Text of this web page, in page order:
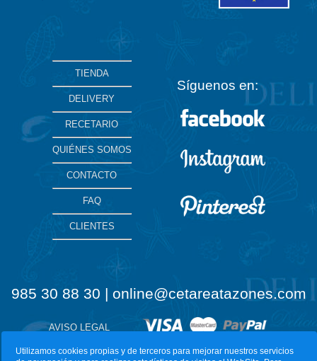
TIENDA
DELIVERY
RECETARIO
QUIÉNES SOMOS
CONTACTO
FAQ
CLIENTES
Síguenos en:
985 30 88 30 | online@cetareatazones.com
AVISO LEGAL
Utilizamos cookies propias y de terceros para mejorar nuestros servicios